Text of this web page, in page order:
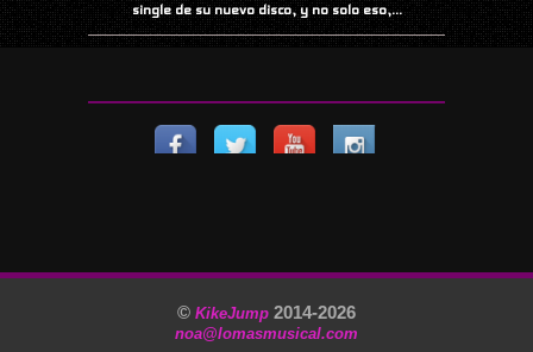
single de su nuevo disco, y no solo eso,...
© KikeJump 2014-2026
noa@lomasmusical.com